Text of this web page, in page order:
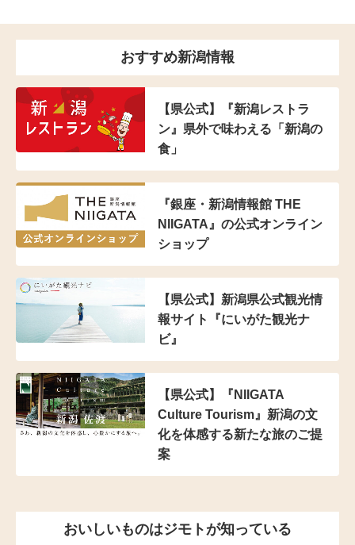
おすすめ新潟情報
【県公式】『新潟レストラ
ン』県外で味わえる「新潟の
食」
『銀座・新潟情報館 THE
NIIGATA』の公式オンライン
ショップ
【県公式】新潟県公式観光情
報サイト『にいがた観光ナ
ビ』
【県公式】『NIIGATA
Culture Tourism』新潟の文
化を体感する新たな旅のご提
案
おいしいものはジモトが知っている